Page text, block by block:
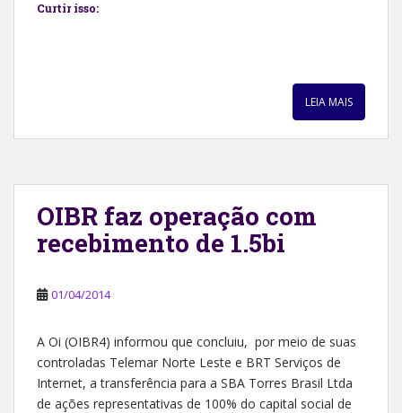
Curtir isso:
LEIA MAIS
OIBR faz operação com
recebimento de 1.5bi
01/04/2014
A Oi (OIBR4) informou que concluiu, por meio de suas
controladas Telemar Norte Leste e BRT Serviços de
Internet, a transferência para a SBA Torres Brasil Ltda
de ações representativas de 100% do capital social de